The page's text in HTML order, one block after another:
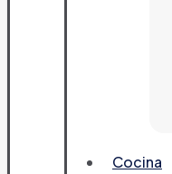
Cocina